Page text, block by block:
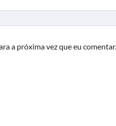
a próxima vez que eu comentar.